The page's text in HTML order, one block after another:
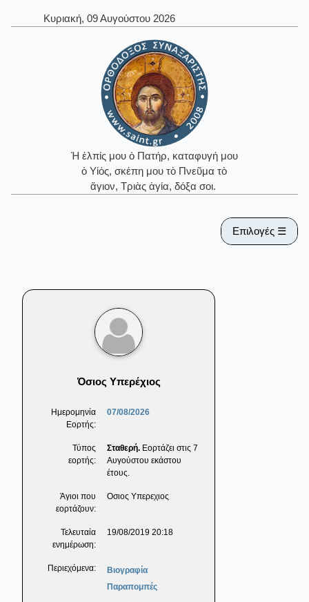
Κυριακή, 09 Αυγούστου 2026
Ἡ ἐλπίς μου ὁ Πατήρ, καταφυγή μου
ὁ Υἱός, σκέπη μου τὸ Πνεῦμα τὸ
ἅγιον, Τριὰς ἁγία, δόξα σοι.
Επιλογές ☰
Όσιος Υπερέχιος
Ημερομηνία
Εορτής:
07/08/2026
Τύπος
εορτής:
Σταθερή. Εορτάζει στις 7
Αυγούστου εκάστου
έτους.
Άγιοι που
εορτάζουν:
Οσιος Υπερεχιος
Τελευταία
ενημέρωση:
19/08/2019 20:18
Περιεχόμενα:
Βιογραφία
Παραπομπές